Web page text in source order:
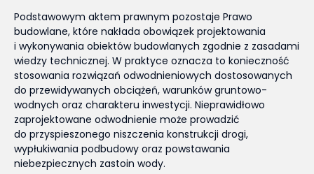
Podstawowym aktem prawnym pozostaje Prawo
budowlane, które nakłada obowiązek projektowania
i wykonywania obiektów budowlanych zgodnie z zasadami
wiedzy technicznej. W praktyce oznacza to konieczność
stosowania rozwiązań odwodnieniowych dostosowanych
do przewidywanych obciążeń, warunków gruntowo-
wodnych oraz charakteru inwestycji. Nieprawidłowo
zaprojektowane odwodnienie może prowadzić
do przyspieszonego niszczenia konstrukcji drogi,
wypłukiwania podbudowy oraz powstawania
niebezpiecznych zastoin wody.